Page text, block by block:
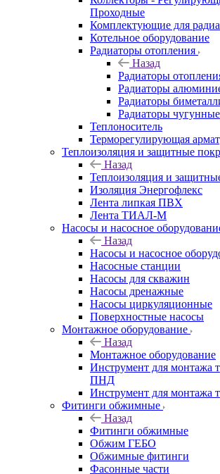
Проходные
Комплектующие для
Котельное оборудование
Радиаторы отопления
Назад
Радиаторы
Радиаторы
Радиаторы
Радиаторы чугунные
Теплоноситель
Терморегулирующая
Теплоизоляция и защитные
Назад
Теплоизоляция и
Изоляция Энергофлекс
Лента липкая ПВХ
Лента ТИАЛ-М
Насосы и насосное
Назад
Насосы и насосное
Насосные станции
Насосы для скважин
Насосы дренажные
Насосы циркуляционные
Поверхностные насосы
Монтажное оборудование
Назад
Монтажное оборудование
Инструмент для монтажа
ПНД
Инструмент для
Фитинги обжимные
Назад
Фитинги обжимные
Обжим ГЕБО
Обжимные фитинги
Фасонные части